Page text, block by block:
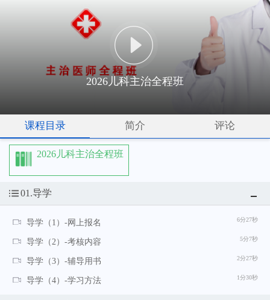
2026儿科主治全程班
课程目录 简介 评论
2026儿科主治全程班
01.导学
6分27秒
导学（1）-网上报名
5分7秒
导学（2）-考核内容
2分27秒
导学（3）-辅导用书
1分30秒
导学（4）-学习方法